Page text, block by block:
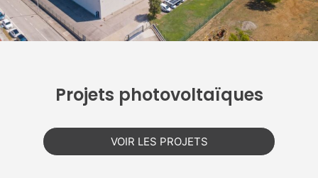
Projets photovoltaïques
VOIR LES PROJETS